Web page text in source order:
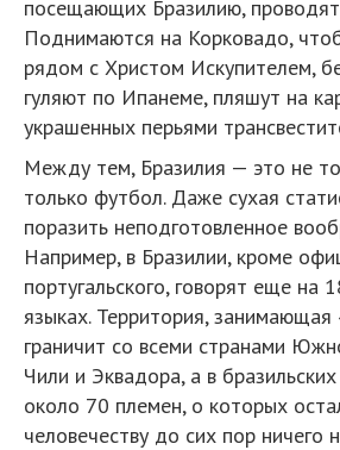
посещающих Бразилию, проводят
Поднимаются на Корковадо,
рядом с Христом Искупителем,
гуляют по Ипанеме, пляшут на
украшенных перьями
Между тем, Бразилия — это не
только футбол. Даже сухая
поразить неподготовленное
Например, в Бразилии, кроме
португальского, говорят еще на
языках. Территория, занимающая
граничит со всеми странами
Чили и Эквадора, а в
около 70 племен, о которых
человечеству до сих пор ничего